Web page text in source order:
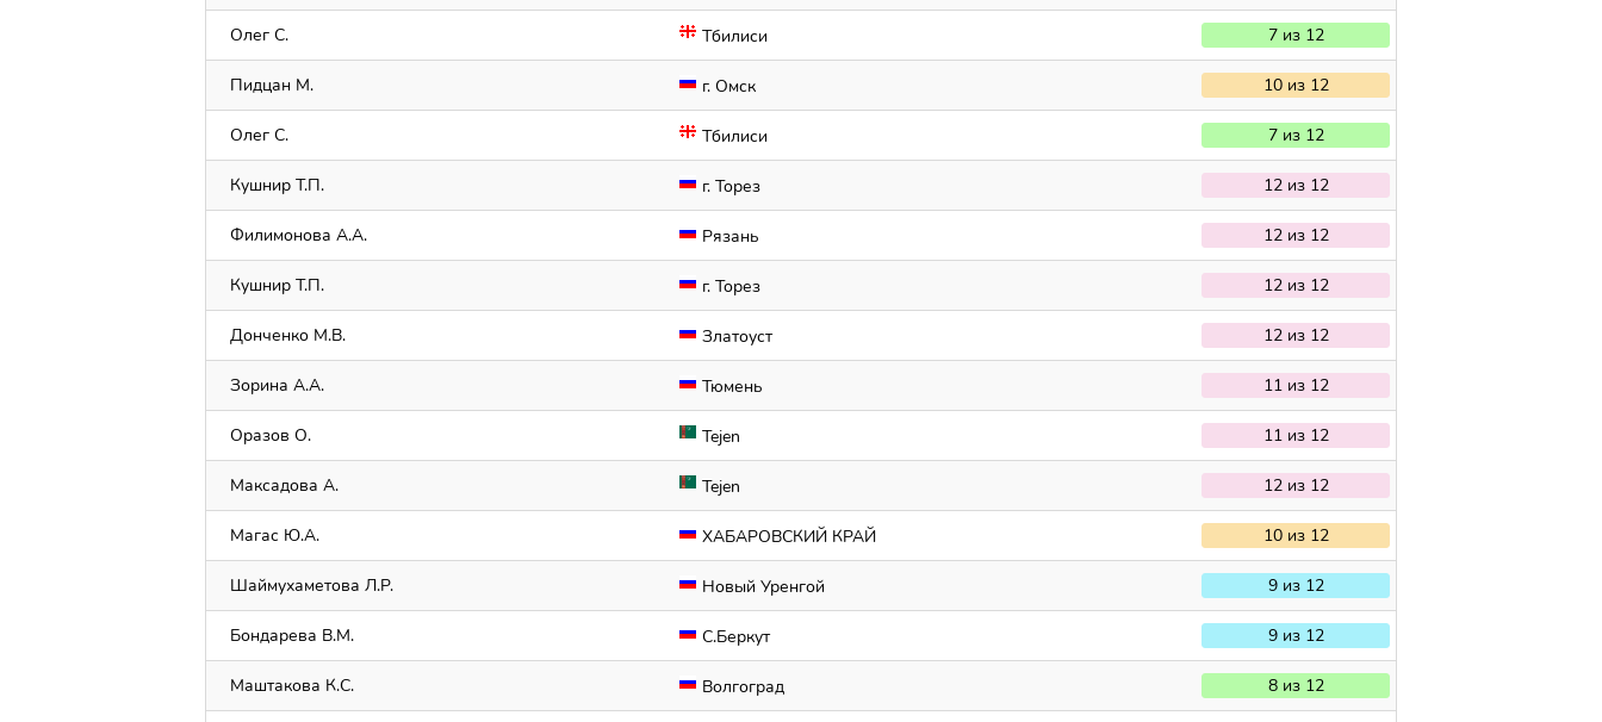
Олег С. Тбилиси 7 из 12
Пидцан М. г. Омск 10 из 12
Олег С. Тбилиси 7 из 12
Кушнир Т.П. г. Торез 12 из 12
Филимонова А.А. Рязань 12 из 12
Кушнир Т.П. г. Торез 12 из 12
Донченко М.В. Златоуст 12 из 12
Зорина А.А. Тюмень 11 из 12
Оразов О. Tejen 11 из 12
Максадова А. Tejen 12 из 12
Магас Ю.А. ХАБАРОВСКИЙ КРАЙ 10 из 12
Шаймухаметова Л.Р. Новый Уренгой 9 из 12
Бондарева В.М. С.Беркут 9 из 12
Маштакова К.С. Волгоград 8 из 12